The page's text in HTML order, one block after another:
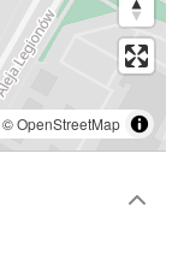
©OpenStreetMap